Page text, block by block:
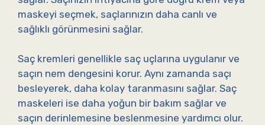
maskeyi seçmek, saçlarınızın daha canlı ve
sağlıklı görünmesini sağlar.
Saç kremleri genellikle saç uçlarına uygulanır ve
saçın nem dengesini korur. Aynı zamanda saçı
besleyerek, daha kolay taranmasını sağlar. Saç
maskeleri ise daha yoğun bir bakım sağlar ve
saçın derinlemesine beslenmesine yardımcı olur.